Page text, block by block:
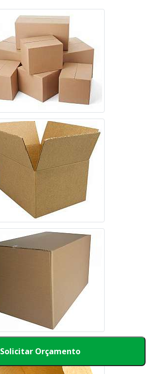
Solicitar Orçamento